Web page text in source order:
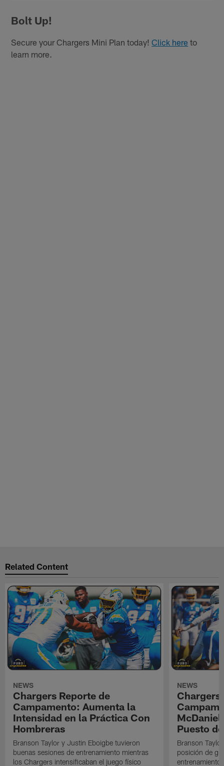
Bolt Up!
Secure your Chargers Mini Plan today!Click here to
learn more.
Related Content
NEWS
Chargers Reporte de
Campamento: Aumenta la
Intensidad en la Práctica Con
Hombreras
Branson Taylor y Justin Eboigbe tuvieron
buenas sesiones de entrenamiento mientras
los Chargers intensificaban el juego físico
NEWS
Chargers
Puesto
Branson
posición de
entrenamiento